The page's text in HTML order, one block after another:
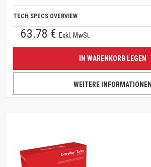
TECH SPECS OVERVIEW
63.78 € Exkl. MwSt
IN WARENKORB LEGEN
WEITERE INFORMATIONEN